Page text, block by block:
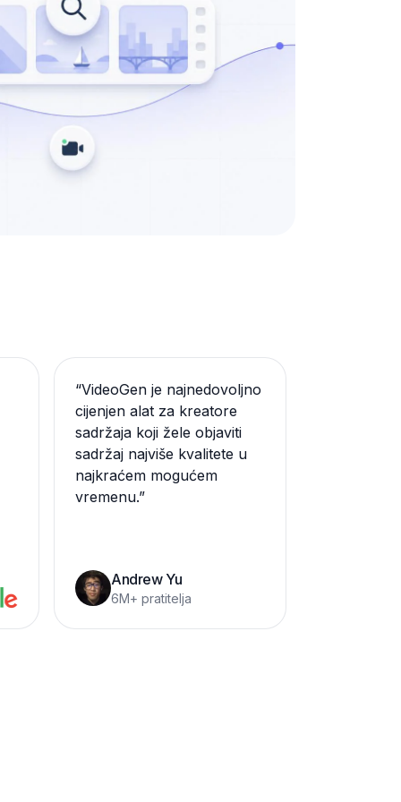
“VideoGen je najnedovoljno
cijenjen alat za kreatore
sadržaja koji žele objaviti
sadržaj najviše kvalitete u
najkraćem mogućem
vremenu.”
Andrew Yu
6M+ pratitelja